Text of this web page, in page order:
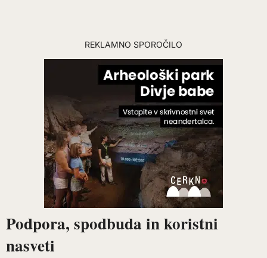
REKLAMNO SPOROČILO
Podpora, spodbuda in koristni
nasveti